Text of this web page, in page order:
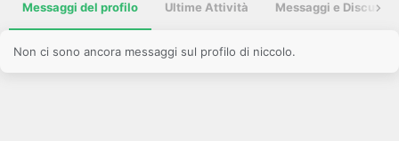
Messaggi del profilo Ultime Attività Messaggi e
Non ci sono ancora messaggi sul profilo di niccolo.